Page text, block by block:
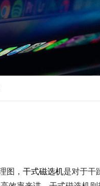
图， 干式磁选机是对于干